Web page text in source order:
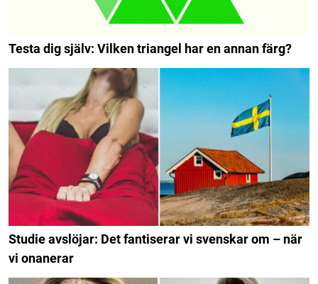
Testa dig själv: Vilken triangel har en annan färg?
Studie avslöjar: Det fantiserar vi svenskar om – när
vi onanerar